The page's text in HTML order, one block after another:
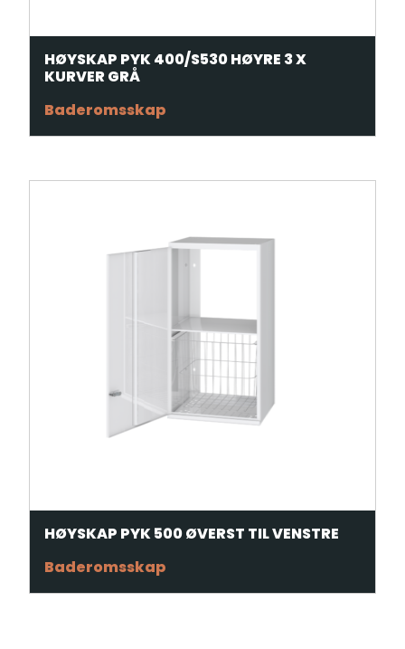
HØYSKAP PYK 400/S530 HØYRE 3 X
KURVER GRÅ
Baderomsskap
HØYSKAP PYK 500 ØVERST TIL VENSTRE
Baderomsskap